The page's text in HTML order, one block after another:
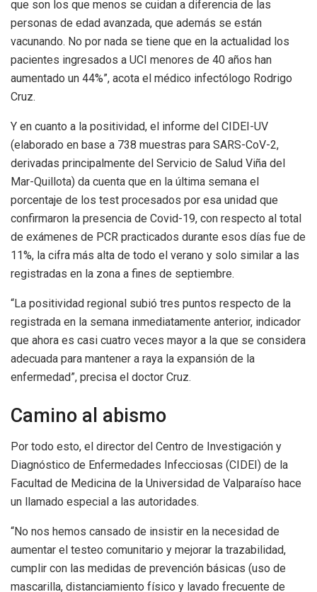
que son los que menos se cuidan a diferencia de las
personas de edad avanzada, que además se están
vacunando. No por nada se tiene que en la actualidad los
pacientes ingresados a UCI menores de 40 años han
aumentado un 44%”, acota el médico infectólogo Rodrigo
Cruz.
Y en cuanto a la positividad, el informe del CIDEI-UV
(elaborado en base a 738 muestras para SARS-CoV-2,
derivadas principalmente del Servicio de Salud Viña del
Mar-Quillota) da cuenta que en la última semana el
porcentaje de los test procesados por esa unidad que
confirmaron la presencia de Covid-19, con respecto al total
de exámenes de PCR practicados durante esos días fue de
11%, la cifra más alta de todo el verano y solo similar a las
registradas en la zona a fines de septiembre.
“La positividad regional subió tres puntos respecto de la
registrada en la semana inmediatamente anterior, indicador
que ahora es casi cuatro veces mayor a la que se considera
adecuada para mantener a raya la expansión de la
enfermedad”, precisa el doctor Cruz.
Camino al abismo
Por todo esto, el director del Centro de Investigación y
Diagnóstico de Enfermedades Infecciosas (CIDEI) de la
Facultad de Medicina de la Universidad de Valparaíso hace
un llamado especial a las autoridades.
“No nos hemos cansado de insistir en la necesidad de
aumentar el testeo comunitario y mejorar la trazabilidad,
cumplir con las medidas de prevención básicas (uso de
mascarilla, distanciamiento físico y lavado frecuente de